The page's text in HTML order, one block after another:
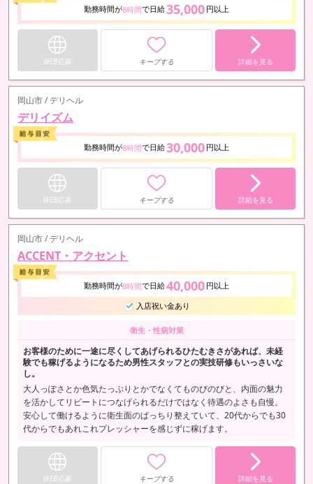
勤務時間が8時間で日給35,000 円以上
WEB応募 キープする 詳細を見る
岡山市 / デリヘル
デリイズム
勤務時間が8時間で日給30,000 円以上
WEB応募 キープする 詳細を見る
岡山市 / デリヘル
ACCENT・アクセント
勤務時間が8時間で日給40,000 円以上
入店祝い金あり
衛生・性病対策
お客様のために一途に尽くしてあげられるひたむきさがあれば、未経
験でも稼げるようになるため男性スタッフとの実技研修もいっさいな
し。
大人っぽさとか色気たっぷりとかでなくてものびのびと、内面の魅力
を活かしてリピートにつなげられるだけではなく待遇のよさも自慢。
安心して働けるように衛生面のばっちり整えていて、20代からでも30
代からでもあれこれプレッシャーを感じずに稼げます。
WEB応募 キープする 詳細を見る